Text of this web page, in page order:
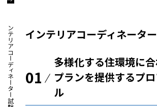
インテリアコーディネーター試験・資格情報 インテリアコーディネータ
01
多様化する住環境に
プランを提供するプ
ル